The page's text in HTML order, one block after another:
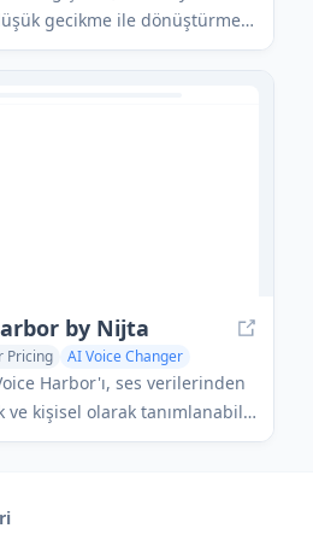
gecikme ile dönüştürmek
açık kaynaklı gerçek
by Nijta
Pricing
AI Voice Changer
AI Voice Assistants
Harbor'ı, ses verilerinden
ve kişisel olarak tanımlanabilir
döndürülemez bir şekilde
ses anonimleştirme